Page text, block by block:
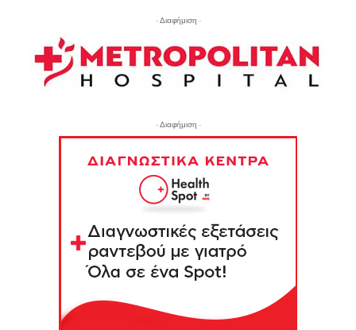
- Διαφήμιση -
- Διαφήμιση -